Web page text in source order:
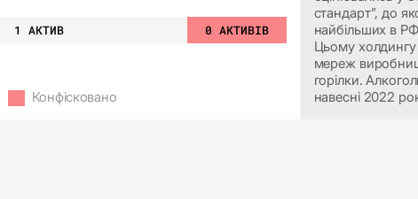
1 АКТИВ 0 АКТИВІВ
Конфісковано
стандарт”, до
найбільших в
Цьому
мереж
горілки.
навесні 2022